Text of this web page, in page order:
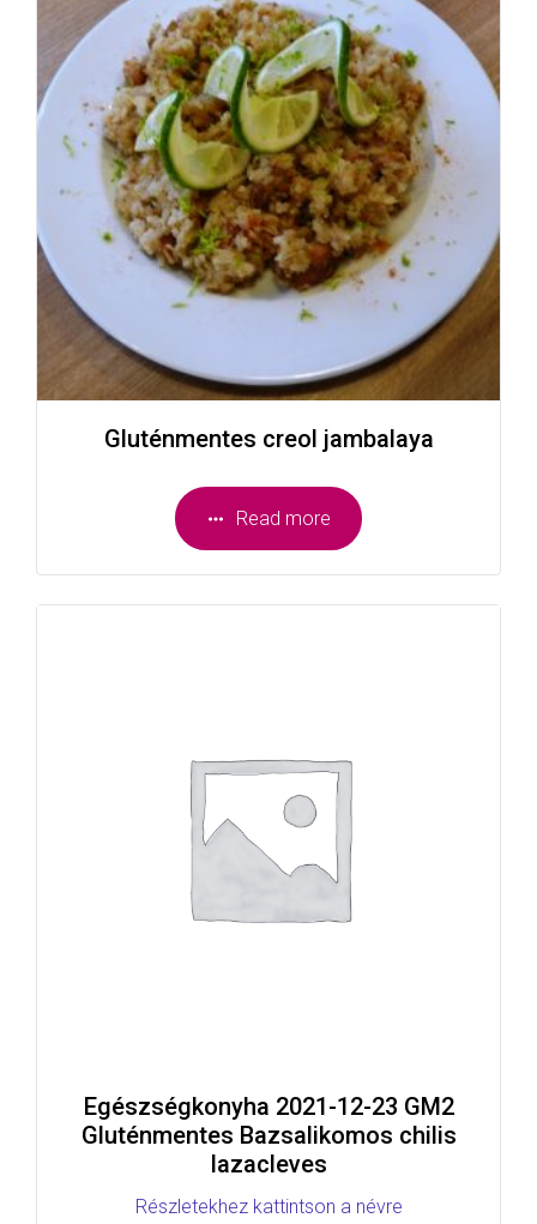
Gluténmentes creol jambalaya
Read more
Egészségkonyha 2021-12-23 GM2
Gluténmentes Bazsalikomos chilis
lazacleves
Részletekhez kattintson a névre